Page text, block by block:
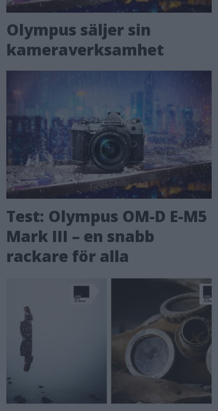
Olympus säljer sin
kameraverksamhet
Test: Olympus OM-D E-M5
Mark III – en snabb
rackare för alla